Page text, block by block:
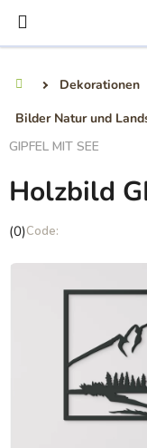
Inhalt
springen
Dekorationen
Bilder Natur und
GIPFEL MIT SEE
Holzbild
Die
Produktbewertung
(0)